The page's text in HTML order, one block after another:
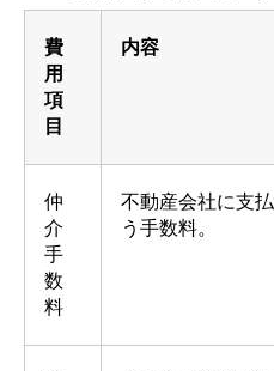
費
用
項
目
内容
仲
介
手
数
料
不動産会社に支払
う手数料。